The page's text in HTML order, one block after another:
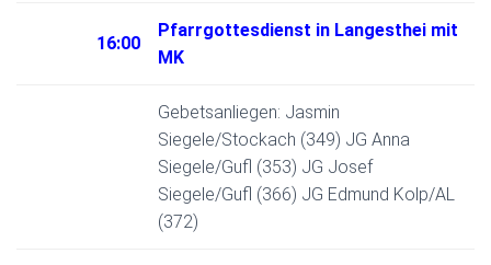
16:00
Pfarrgottesdienst in Langesthei mit
MK
Gebetsanliegen: Jasmin
Siegele/Stockach (349) JG Anna
Siegele/Gufl (353) JG Josef
Siegele/Gufl (366) JG Edmund Kolp/AL
(372)